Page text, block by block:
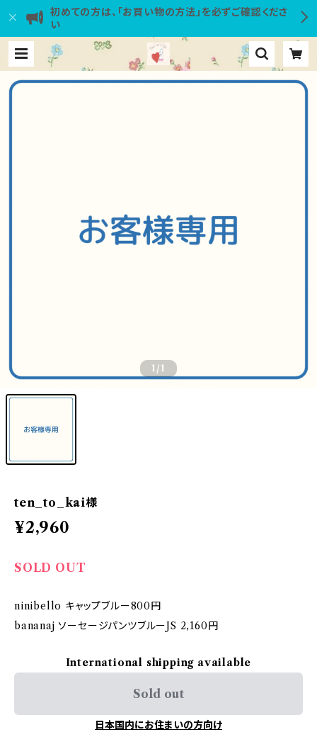
初めての方は、「お買い物の方法」を必ずご確認くださ
い
1 /1
ten_to_kai様
¥2,960
SOLD OUT
ninibello キャップブルー800円
bananaj ソーセージパンツブルーJS 2,160円
International shipping available
Sold out
日本国内にお住まいの方向け